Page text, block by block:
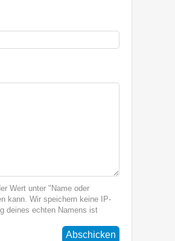
Wert unter "Name oder
kann. Wir speichern keine IP-
deines echten Namens ist
Abschicken